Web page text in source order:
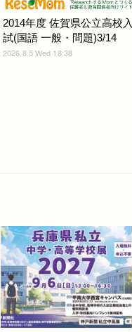
2014年度 佐賀県公立高校入
試(国語 一般・問題)3/14
2026.8.5 Wed 18:38